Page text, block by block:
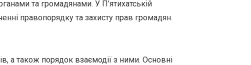
та громадянами. У П’ятихатській
правопорядку та захисту прав громадян.
а також порядок взаємодії з ними. Основні